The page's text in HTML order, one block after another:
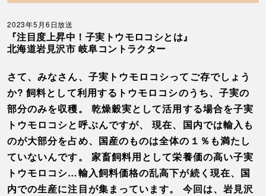
2023年5月6日放送
『注目度上昇中！子実トウモロコシとは』
北海道岩見沢市 岐阜コントラクター
さて、みなさん、子実トウモロコシってご存でしょう
か? 飼料として利用するトウモロコシのうち、子実の
部分のみを収穫。 乾燥穀実として活用する場合を子実
トウモロコシと呼ぶんですが、 現在、国内では輸入も
のが大部分を占め、国産のものは全体の１％も満たし
ていないんです。 家畜飼料用として栄養価の高い子実
トウモロコシ…輸入飼料価格の乱高下が続く現在、国
内での生産に注目が集まっています。 今回は、岩見沢